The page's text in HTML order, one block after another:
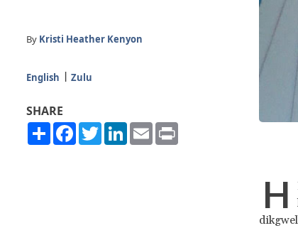
By Kristi Heather Kenyon
English Zulu
SHARE
ShareFacebook
TwitterLinkedIn
Email
H